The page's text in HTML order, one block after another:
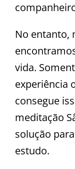
No entanto,
vida.
experiência
consegue
meditação
solução
estudo.